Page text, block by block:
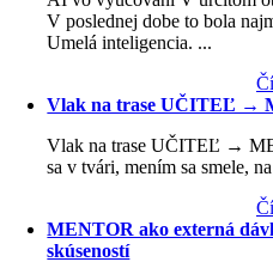
V poslednej dobe to bola
Umelá inteligencia. ...
Vlak na trase UČITEĽ →
Vlak na trase UČITEĽ →
sa v tvári, mením sa smele,
MENTOR ako externá
skúseností